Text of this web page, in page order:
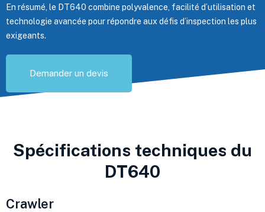
En résumé, le DT640 combine polyvalence, facilité d’utilisation et
technologie avancée pour répondre aux défis d’inspection les plus
exigeants.
Demander un devis
Spécifications techniques du
DT640
Crawler